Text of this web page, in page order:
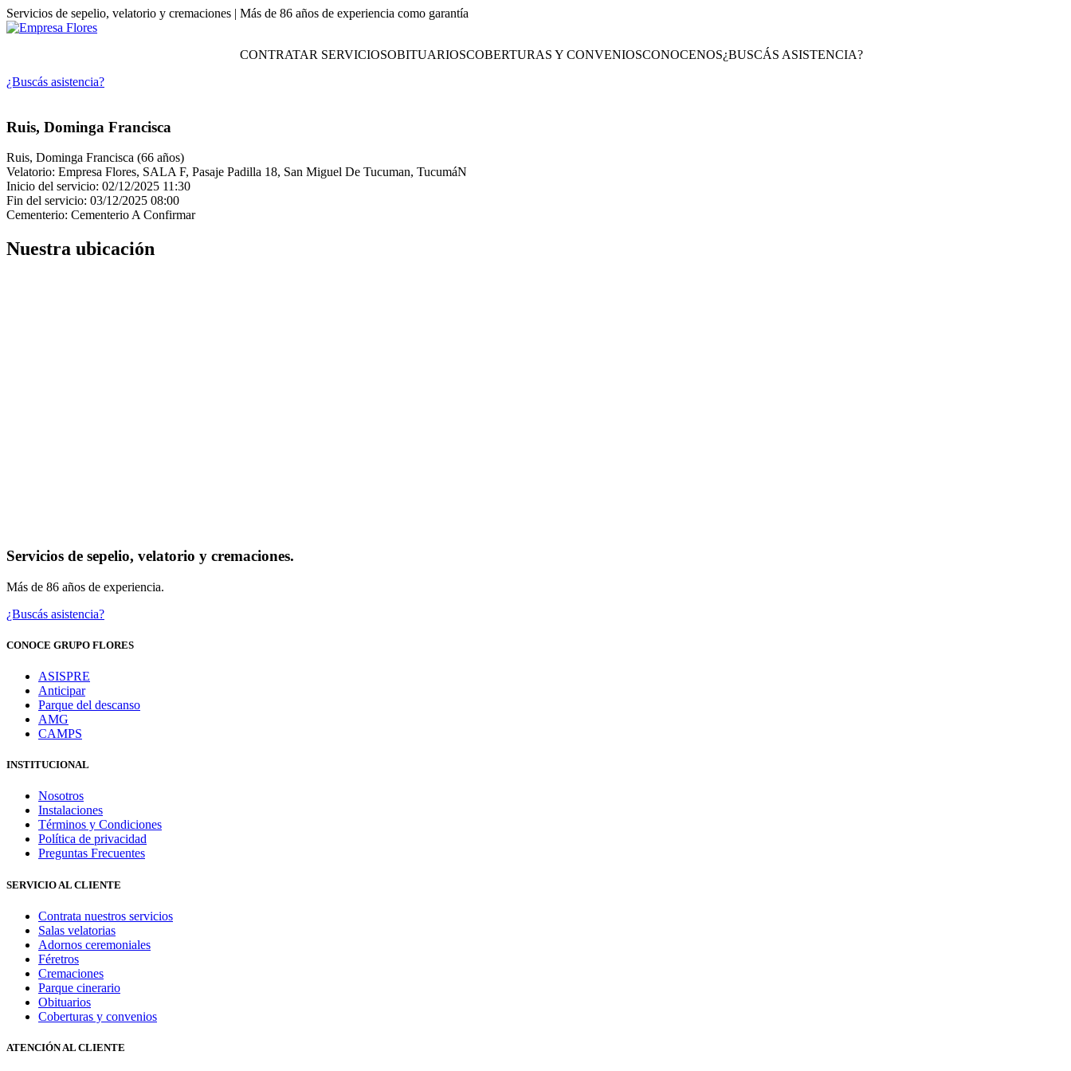
Servicios de sepelio, velatorio y cremaciones | Más de 86 años de experiencia como garantía
CONTRATAR SERVICIOSOBITUARIOSCOBERTURAS Y CONVENIOSCONOCENOS¿BUSCÁS ASISTENCIA?
¿Buscás asistencia?
Ruis, Dominga Francisca
Ruis, Dominga Francisca (66 años)
Velatorio: Empresa Flores, SALA F, Pasaje Padilla 18, San Miguel De Tucuman, TucumáN
Inicio del servicio: 02/12/2025 11:30
Fin del servicio: 03/12/2025 08:00
Cementerio: Cementerio A Confirmar
Nuestra ubicación
Servicios de sepelio, velatorio y cremaciones.
Más de 86 años de experiencia.
¿Buscás asistencia?
CONOCE GRUPO FLORES
ASISPRE
Anticipar
Parque del descanso
AMG
CAMPS
INSTITUCIONAL
Nosotros
Instalaciones
Términos y Condiciones
Política de privacidad
Preguntas Frecuentes
SERVICIO AL CLIENTE
Contrata nuestros servicios
Salas velatorias
Adornos ceremoniales
Féretros
Cremaciones
Parque cinerario
Obituarios
Coberturas y convenios
ATENCIÓN AL CLIENTE